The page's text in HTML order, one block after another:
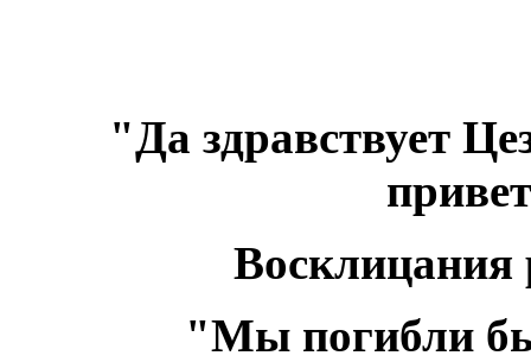
"Да здравствует
Восклицания
"Мы погибли